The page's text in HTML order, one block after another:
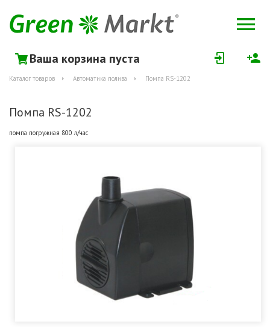
Ваша корзина пуста
Каталог товаров Автоматика полива Помпа RS-1202
Помпа RS-1202
помпа погружная 800 л/час